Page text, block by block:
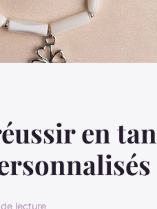
en
lecture